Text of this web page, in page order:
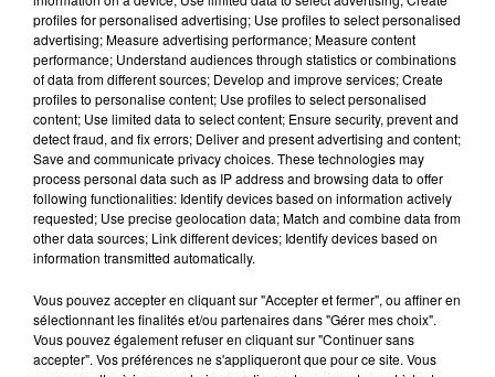
masculine dans sa bataille...
Des vitres tombent de la tour
Montparnasse : des désaccords
entre...
Incendies en Gironde : encore
plusieurs semaines avant
l'extinction...
profiles for personalised advertising; Use profiles to select personalised
advertising; Measure advertising performance; Measure content
performance; Understand audiences through statistics or combinations
of data from different sources; Develop and improve services; Create
profiles to personalise content; Use profiles to select personalised
content; Use limited data to select content; Ensure security, prevent and
detect fraud, and fix errors; Deliver and present advertising and content;
Save and communicate privacy choices. These technologies may
process personal data such as IP address and browsing data to offer
following functionalities: Identify devices based on information actively
requested; Use precise geolocation data; Match and combine data from
other data sources; Link different devices; Identify devices based on
information transmitted automatically.
Vous pouvez accepter en cliquant sur "Accepter et fermer", ou affiner en
sélectionnant les finalités et/ou partenaires dans "Gérer mes choix".
Vous pouvez également refuser en cliquant sur "Continuer sans
accepter". Vos préférences ne s'appliqueront que pour ce site. Vous